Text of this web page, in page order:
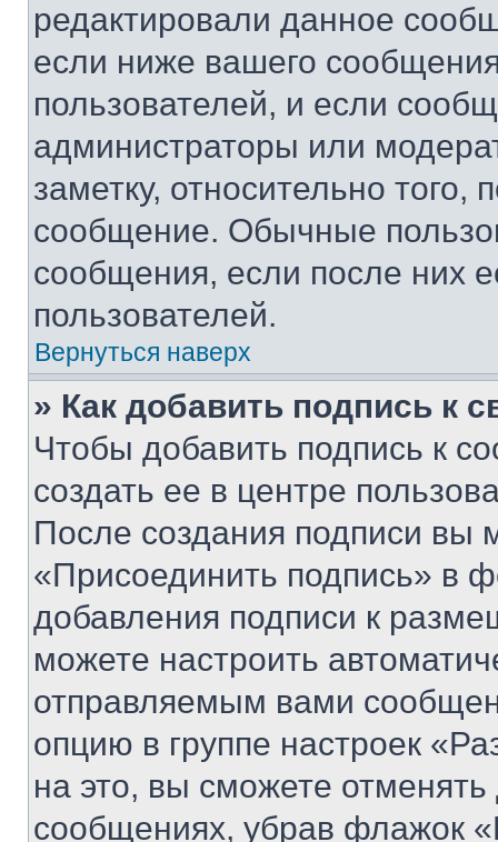
редактировали данное
если ниже вашего
пользователей, и если
администраторы или
заметку, относительно
сообщение. Обычные
сообщения, если после них
пользователей.
Вернуться наверх
» Как добавить подпись к
Чтобы добавить подпись к
создать ее в центре
После создания подписи вы
«Присоединить подпись» в
добавления подписи к
можете настроить
отправляемым вами
опцию в группе настроек
на это, вы сможете
сообщениях, убрав флажок